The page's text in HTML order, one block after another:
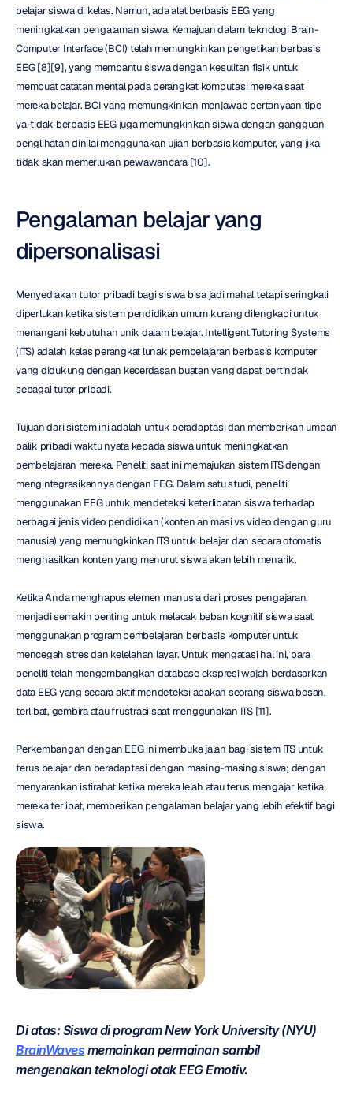
belajar siswa di kelas. Namun, ada alat berbasis EEG yang
meningkatkan pengalaman siswa. Kemajuan dalam teknologi Brain-
Computer Interface (BCI) telah memungkinkan pengetikan berbasis
EEG [8][9], yang membantu siswa dengan kesulitan fisik untuk
membuat catatan mental pada perangkat komputasi mereka saat
mereka belajar. BCI yang memungkinkan menjawab pertanyaan tipe
ya-tidak berbasis EEG juga memungkinkan siswa dengan gangguan
penglihatan dinilai menggunakan ujian berbasis komputer, yang jika
tidak akan memerlukan pewawancara [10].
Pengalaman belajar yang
dipersonalisasi
Menyediakan tutor pribadi bagi siswa bisa jadi mahal tetapi seringkali
diperlukan ketika sistem pendidikan umum kurang dilengkapi untuk
menangani kebutuhan unik dalam belajar. Intelligent Tutoring Systems
(ITS) adalah kelas perangkat lunak pembelajaran berbasis komputer
yang didukung dengan kecerdasan buatan yang dapat bertindak
sebagai tutor pribadi.
Tujuan dari sistem ini adalah untuk beradaptasi dan memberikan umpan
balik pribadi waktu nyata kepada siswa untuk meningkatkan
pembelajaran mereka. Peneliti saat ini memajukan sistem ITS dengan
mengintegrasikannya dengan EEG. Dalam satu studi, peneliti
menggunakan EEG untuk mendeteksi keterlibatan siswa terhadap
berbagai jenis video pendidikan (konten animasi vs video dengan guru
manusia) yang memungkinkan ITS untuk belajar dan secara otomatis
menghasilkan konten yang menurut siswa akan lebih menarik.
Ketika Anda menghapus elemen manusia dari proses pengajaran,
menjadi semakin penting untuk melacak beban kognitif siswa saat
menggunakan program pembelajaran berbasis komputer untuk
mencegah stres dan kelelahan layar. Untuk mengatasi hal ini, para
peneliti telah mengembangkan database ekspresi wajah berdasarkan
data EEG yang secara aktif mendeteksi apakah seorang siswa bosan,
terlibat, gembira atau frustrasi saat menggunakan ITS [11].
Perkembangan dengan EEG ini membuka jalan bagi sistem ITS untuk
terus belajar dan beradaptasi dengan masing-masing siswa; dengan
menyarankan istirahat ketika mereka lelah atau terus mengajar ketika
mereka terlibat, memberikan pengalaman belajar yang lebih efektif bagi
siswa.
BrainWaves memainkan permainan sambil
mengenakan teknologi otak EEG Emotiv.